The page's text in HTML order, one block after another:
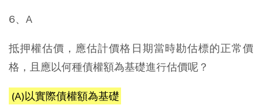
6、A
抵押權估價，應估計價格日期當時勘估標的正常價
格，且應以何種債權額為基礎進行估價呢？
(A)以實際債權額為基礎